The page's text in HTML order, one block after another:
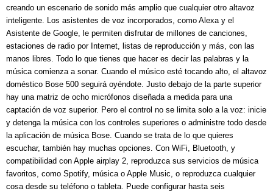
creando un escenario de sonido más amplio que cualquier otro altavoz
inteligente. Los asistentes de voz incorporados, como Alexa y el
Asistente de Google, le permiten disfrutar de millones de canciones,
estaciones de radio por Internet, listas de reproducción y más, con las
manos libres. Todo lo que tienes que hacer es decir las palabras y la
música comienza a sonar. Cuando el músico esté tocando alto, el altavoz
doméstico Bose 500 seguirá oyéndote. Justo debajo de la parte superior
hay una matriz de ocho micrófonos diseñada a medida para una
captación de voz superior. Pero el control no se limita solo a la voz: inicie
y detenga la música con los controles superiores o administre todo desde
la aplicación de música Bose. Cuando se trata de lo que quieres
escuchar, también hay muchas opciones. Con WiFi, Bluetooth, y
compatibilidad con Apple airplay 2, reproduzca sus servicios de música
favoritos, como Spotify, música o Apple Music, o reproduzca cualquier
cosa desde su teléfono o tableta. Puede configurar hasta seis